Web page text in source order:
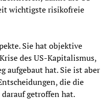
wichtigste risikofreie
Sie hat objektive
des US-Kapitalismus,
aufgebaut hat. Sie ist aber
die die
getroffen hat.